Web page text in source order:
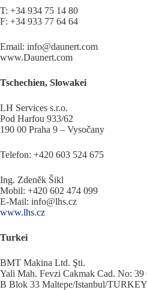
T: +34 934 75 14 80
F: +34 933 77 64 64
Email: info@daunert.com
www.Daunert.com
Tschechien, Slowakei
LH Services s.r.o.
Pod Harfou 933/62
190 00 Praha 9 – Vysočany
Telefon: +420 603 524 675
Ing. Zdeněk Šikl
Mobil: +420 602 474 099
E-Mail: info@lhs.cz
www.lhs.cz
Turkei
BMT Makina Ltd. Şti.
Yali Mah. Fevzi Cakmak Cad. No: 39
B Blok 33 Maltepe/Istanbul/TURKEY